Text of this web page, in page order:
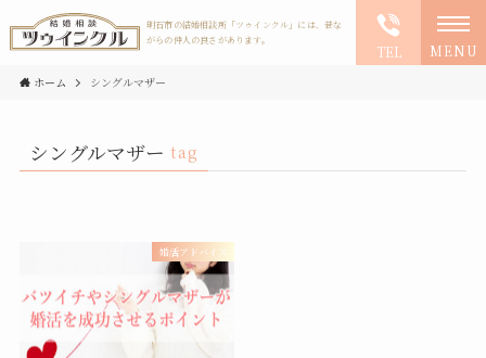
明石市の結婚相談所「ツゥインクル」には、昔な
がらの仲人の良さがあります。
TEL MENU
ホーム シングルマザー
シングルマザー tag
婚活アドバイス